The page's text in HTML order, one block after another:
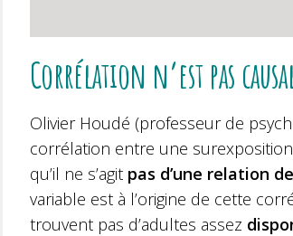
Corrélation n’est pas
Olivier Houdé (professeur de
corrélation entre une
qu’il ne s’agit pas d’une relation
variable est à l’origine de cette
trouvent pas d’adultes assez